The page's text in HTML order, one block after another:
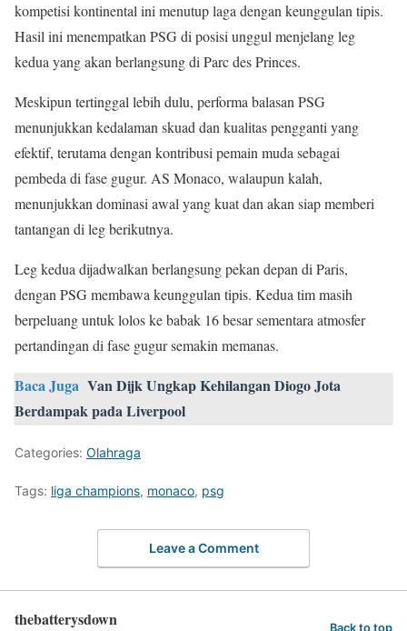
kompetisi kontinental ini menutup laga dengan keunggulan tipis.
Hasil ini menempatkan PSG di posisi unggul menjelang leg
kedua yang akan berlangsung di Parc des Princes.
Meskipun tertinggal lebih dulu, performa balasan PSG
menunjukkan kedalaman skuad dan kualitas pengganti yang
efektif, terutama dengan kontribusi pemain muda sebagai
pembeda di fase gugur. AS Monaco, walaupun kalah,
menunjukkan dominasi awal yang kuat dan akan siap memberi
tantangan di leg berikutnya.
Leg kedua dijadwalkan berlangsung pekan depan di Paris,
dengan PSG membawa keunggulan tipis. Kedua tim masih
berpeluang untuk lolos ke babak 16 besar sementara atmosfer
pertandingan di fase gugur semakin memanas.
Baca Juga Van Dijk Ungkap Kehilangan Diogo Jota
Berdampak pada Liverpool
Categories: Olahraga
Tags: liga champions, monaco, psg
Leave a Comment
thebatterysdown Back to top